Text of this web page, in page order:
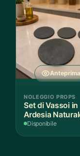
Anteprima
NOLEGGIO PROPS
Set di Vassoi in
Ardesia
Disponibile